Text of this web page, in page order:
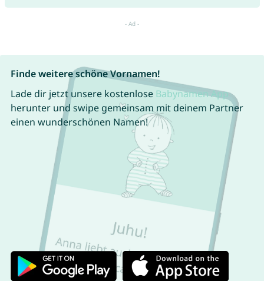
Finde weitere schöne Vornamen!
Lade dir jetzt unsere kostenlose Babynamen App
herunter und swipe gemeinsam mit deinem Partner
einen wunderschönen Namen!